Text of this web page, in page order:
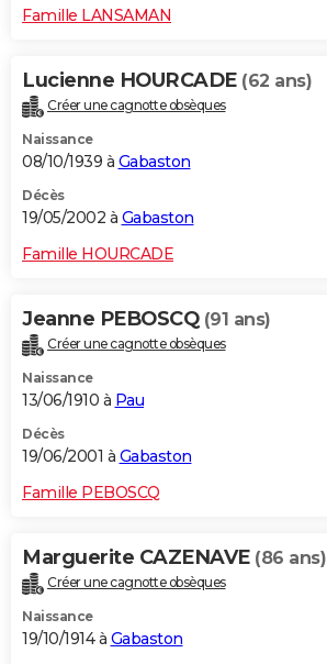
Famille LANSAMAN
Lucienne HOURCADE (62 ans)
Créer une cagnotte obsèques
Naissance
08/10/1939 à Gabaston
Décès
19/05/2002 à Gabaston
Famille HOURCADE
Jeanne PEBOSCQ (91 ans)
Créer une cagnotte obsèques
Naissance
13/06/1910 à Pau
Décès
19/06/2001 à Gabaston
Famille PEBOSCQ
Marguerite CAZENAVE (86 ans)
Créer une cagnotte obsèques
Naissance
19/10/1914 à Gabaston